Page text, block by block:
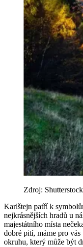
Zdroj: Shutterstock
Karlštejn patří k
nejkrásnějších hradů u
majestátního místa
dobré pití, máme pro
okruhu, který může být